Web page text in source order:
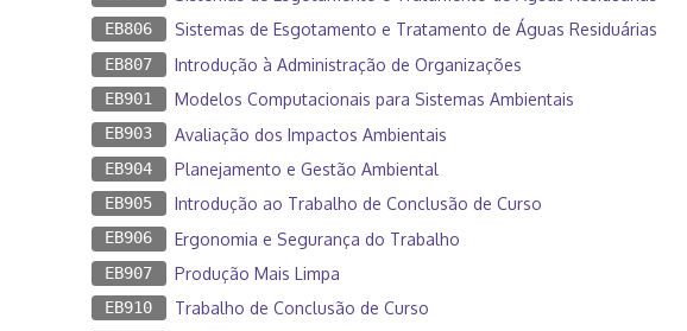
EB806 Sistemas de Esgotamento e Tratamento de Águas Residuárias
EB807 Introdução à Administração de Organizações
EB901 Modelos Computacionais para Sistemas Ambientais
EB903 Avaliação dos Impactos Ambientais
EB904 Planejamento e Gestão Ambiental
EB905 Introdução ao Trabalho de Conclusão de Curso
EB906 Ergonomia e Segurança do Trabalho
EB907 Produção Mais Limpa
EB910 Trabalho de Conclusão de Curso